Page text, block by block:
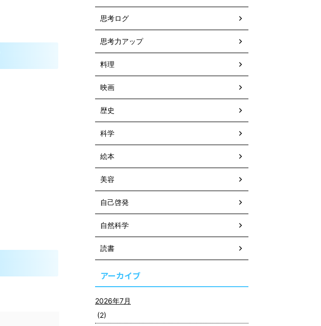
思考ログ
思考力アップ
料理
映画
歴史
科学
絵本
美容
自己啓発
自然科学
読書
アーカイブ
2026年7月
(2)